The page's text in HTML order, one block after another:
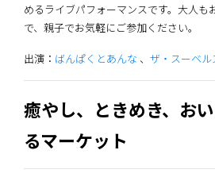
めるライブパフォーマンスです。大人も
で、親子でお気軽にご参加ください。
出演： ばんぱくとあんな 、 ザ・スーベル
癒やし、ときめき、お
るマーケット